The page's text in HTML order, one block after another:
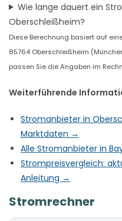
Wie lange dauert ein
Oberschleißheim?
Diese Berechnung basiert auf
85764 Oberschleißheim
passen Sie die Angaben im
Weiterführende
Stromanbieter in
Marktdaten →
Alle Stromanbieter in
Strompreisvergleich:
Anleitung →
Stromrechner